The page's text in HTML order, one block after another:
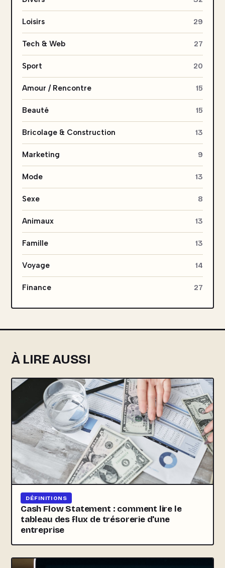
Loisirs 29
Tech & Web 27
Sport 20
Amour / Rencontre 15
Beauté 15
Bricolage & Construction 13
Marketing 9
Mode 13
Sexe 8
Animaux 13
Famille 13
Voyage 14
Finance 27
À LIRE AUSSI
DÉFINITIONS
Cash Flow Statement : comment lire le
tableau des flux de trésorerie d'une
entreprise